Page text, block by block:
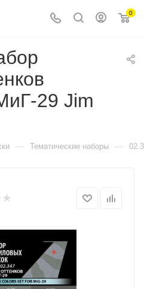
0
29 Jim
— Тематические наборы —